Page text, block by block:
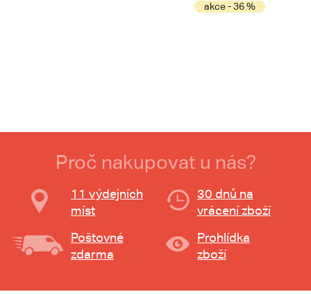
akce - 36 %
Proč nakupovat u nás?
11 výdejních
míst
30 dnů na
vrácení zboží
Poštovné
zdarma
Prohlídka
zboží